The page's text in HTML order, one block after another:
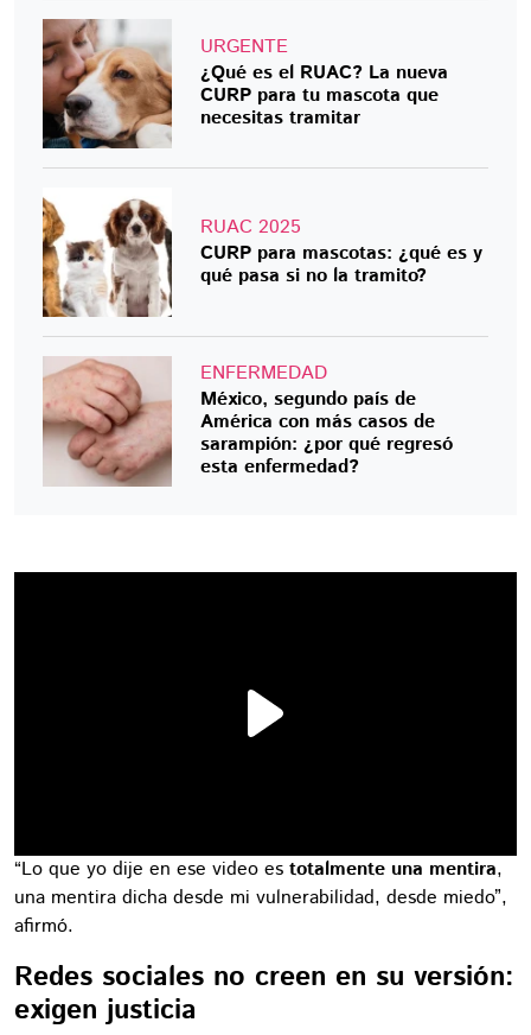
URGENTE
¿Qué es el RUAC? La nueva
CURP para tu mascota que
necesitas tramitar
RUAC 2025
CURP para mascotas: ¿qué es y
qué pasa si no la tramito?
ENFERMEDAD
México, segundo país de
América con más casos de
sarampión: ¿por qué regresó
esta enfermedad?
“Lo que yo dije en ese video es totalmente una mentira,
una mentira dicha desde mi vulnerabilidad, desde miedo”,
afirmó.
Redes sociales no creen en su versión:
exigen justicia